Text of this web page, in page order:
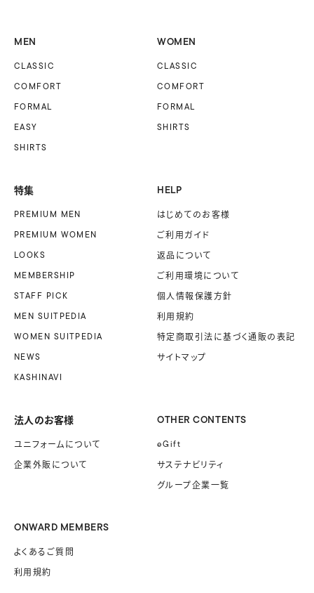
MEN
CLASSIC
COMFORT
FORMAL
EASY
SHIRTS
WOMEN
CLASSIC
COMFORT
FORMAL
SHIRTS
特集
PREMIUM MEN
PREMIUM WOMEN
LOOKS
MEMBERSHIP
STAFF PICK
MEN SUITPEDIA
WOMEN SUITPEDIA
NEWS
KASHINAVI
HELP
はじめてのお客様
ご利用ガイド
返品について
ご利用環境について
個人情報保護方針
利用規約
特定商取引法に基づく通販の表記
サイトマップ
法人のお客様
ユニフォームについて
企業外販について
OTHER CONTENTS
eGift
サステナビリティ
グループ企業一覧
ONWARD MEMBERS
よくあるご質問
利用規約